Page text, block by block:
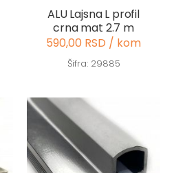
ALU Lajsna L profil
crna mat 2.7 m
590,00 RSD / kom
Šifra: 29885